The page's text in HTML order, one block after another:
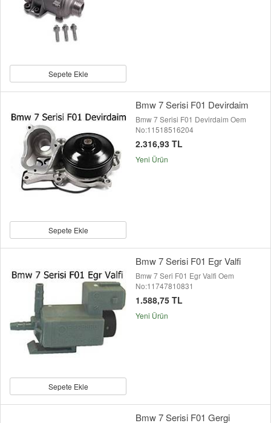
Sepete Ekle
Sepete Ekle
Bmw 7 Serisi F01 Devirdaim
Bmw 7 Serisi F01 Devirdaim Oem
No:11518516204
2.316,93 TL
Yeni Ürün
Sepete Ekle
Bmw 7 Serisi F01 Egr Valfi
Bmw 7 Seri F01 Egr Valfi Oem
No:11747810831
1.588,75 TL
Yeni Ürün
Bmw 7 Serisi F01 Gergi